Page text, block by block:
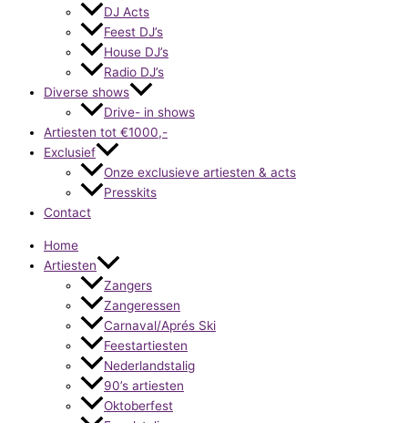
DJ Acts
Feest DJ’s
House DJ’s
Radio DJ’s
Diverse shows
Drive- in shows
Artiesten tot €1000,-
Exclusief
Onze exclusieve artiesten & acts
Presskits
Contact
Home
Artiesten
Zangers
Zangeressen
Carnaval/Aprés Ski
Feestartiesten
Nederlandstalig
90’s artiesten
Oktoberfest